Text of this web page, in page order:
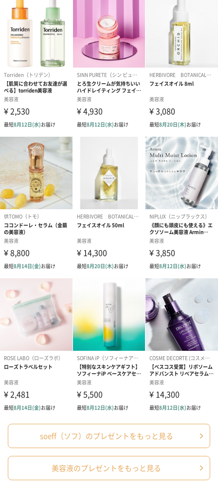
ヴィーガン処方が化粧品類のスタンダードとなっていけるよう展
開していきます。
美容好きな女性に贈りたいギフト
美しくセパレートした2層式のスタイリッシュなビジュアルと、ト
レンド感のある上質な香りは、お誕生日や記念日など、女性への
センスの良いビューティギフトとして間違いなく喜ばれます。髪
だけでなく全身の保湿に使えるマルチオイルは、贈る相手の髪質
や肌質を問わないため、お世話になった方へ感謝を伝える実用的
なギフトに最適です。
商品詳細情報
外装サイズ
6×6×13.5cm
成分
グリセリン、シクロペンタシロキサン、水、プロパン
ジ オール、コメヌカ油、ミネラルオイル、パルミチン
酸エチルヘキシ ル、PPG-9ジグリセリル、オリープ果
実油、シア脂、スクワラン、 ハイブリッドサフラワー
ス、グレープフルーツ果実エキス、PCA-Na、水添ポリ
イソブテン、クエン酸Na、メトキシケイヒ酸エチルヘ
キシル、ED TA-2Na、ヒマワリ種子油、マロン酸ジエ
チルヘキシルシリン ギリデン、t-ブチルメトキシジベ
ンゾイルメタン、クエン酸、BH T、トコフェロール、
トリ（カプリル酸/カプリン酸）グリセリル、B G、黄
4、赤227、フェノキシエタノール、香料
ご使用上／安
シャンプー後、タオルドライした髪に、上部のオイル
層と下部の美容液層をよく馴染ませるためよく振っ
て、手のひらに3～5滴出してください。
並行輸入品か
否か
100mL
soeff（ソフ）のプレゼントをもっと見る
美容液のプレゼントをもっと見る